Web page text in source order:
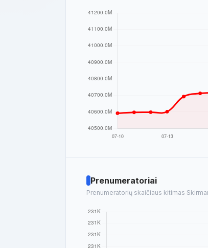
Prenumeratoriai
Prenumeratorių skaičiaus kitimas